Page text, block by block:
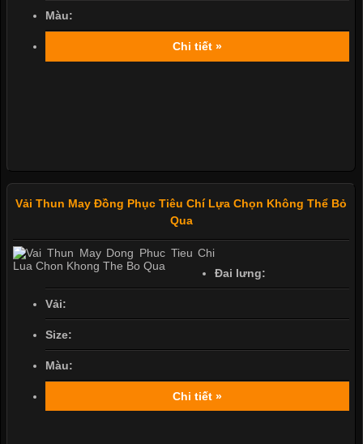
Màu:
Chi tiết »
Vải Thun May Đồng Phục Tiêu Chí Lựa Chọn Không Thể Bỏ
Qua
Đai lưng:
Vải:
Size:
Màu:
Chi tiết »